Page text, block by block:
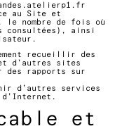
au Site et
le nombre de fois où
consultées), ainsi
recueillir des
d’autres sites
des rapports sur
d’autres services
et